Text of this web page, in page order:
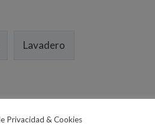
Lavadero
Privacidad & Cookies